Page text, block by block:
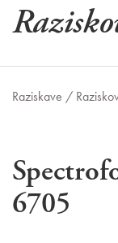
Raziskave /
6705